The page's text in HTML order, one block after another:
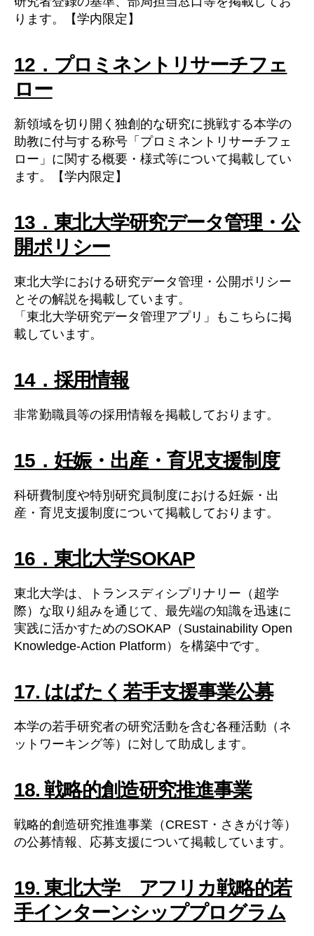
ります。【学内限定】
12．プロミネントリサーチフェ
ロー
新領域を切り開く独創的な研究に挑戦する本学の
助教に付与する称号「プロミネントリサーチフェ
ロー」に関する概要・様式等について掲載してい
ます。【学内限定】
13．東北大学研究データ管理・公
開ポリシー
東北大学における研究データ管理・公開ポリシー
とその解説を掲載しています。
「東北大学研究データ管理アプリ」もこちらに掲
載しています。
14．採用情報
非常勤職員等の採用情報を掲載しております。
15．妊娠・出産・育児支援制度
科研費制度や特別研究員制度における妊娠・出
産・育児支援制度について掲載しております。
16．東北大学SOKAP
東北大学は、トランスディシプリナリー（超学
際）な取り組みを通じて、最先端の知識を迅速に
実践に活かすためのSOKAP（Sustainability Open
Knowledge-Action Platform）を構築中です。
17. はばたく若手支援事業公募
本学の若手研究者の研究活動を含む各種活動（ネ
ットワーキング等）に対して助成します。
18. 戦略的創造研究推進事業
戦略的創造研究推進事業（CREST・さきがけ等）
の公募情報、応募支援について掲載しています。
19. 東北大学 アフリカ戦略的若
手インターンシッププログラム